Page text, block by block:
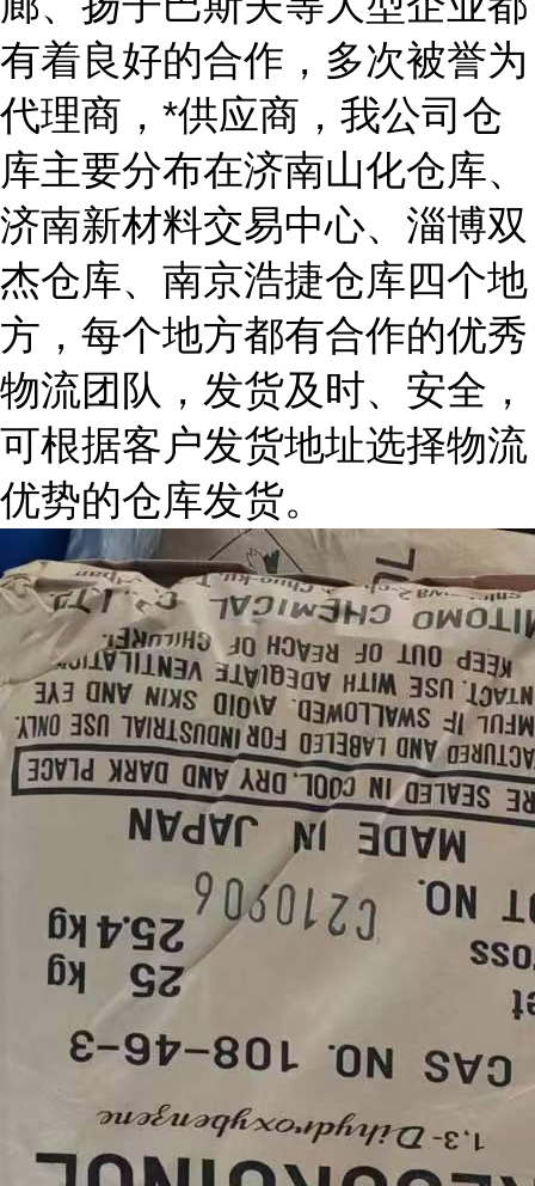
有着良好的合作，多次被誉为
代理商，*供应商，我公司仓
库主要分布在济南山化仓库、
济南新材料交易中心、淄博双
杰仓库、南京浩捷仓库四个地
方，每个地方都有合作的优秀
物流团队，发货及时、安全，
可根据客户发货地址选择物流
优势的仓库发货。